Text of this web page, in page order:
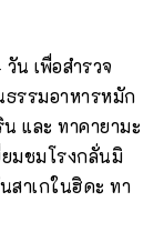
น เพื่อสำรวจ
รรมอาหารหมัก
และ ทาคายามะ
มชมโรงกลั่นมิ
สาเกในฮิดะ ทา